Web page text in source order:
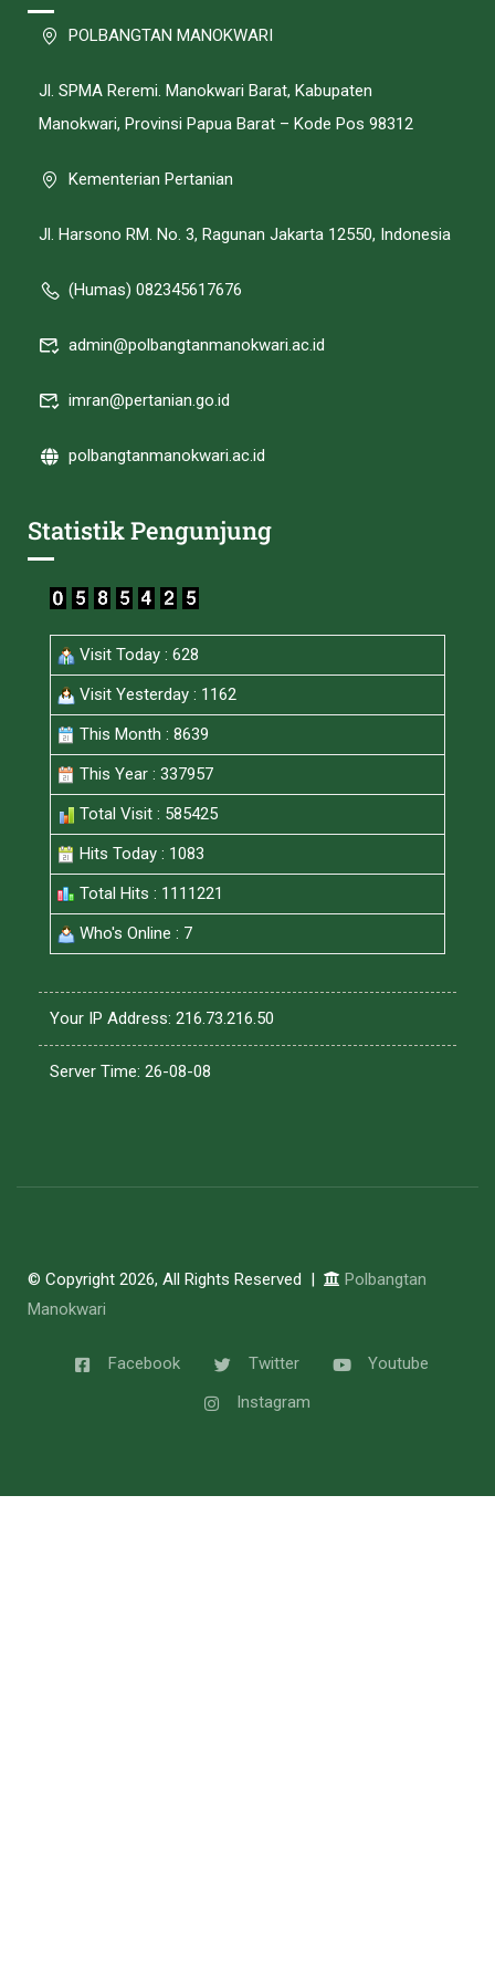
POLBANGTAN MANOKWARI
Jl. SPMA Reremi. Manokwari Barat, Kabupaten
Manokwari, Provinsi Papua Barat – Kode Pos 98312
Kementerian Pertanian
Jl. Harsono RM. No. 3, Ragunan Jakarta 12550, Indonesia
(Humas) 082345617676
admin@polbangtanmanokwari.ac.id
imran@pertanian.go.id
polbangtanmanokwari.ac.id
Statistik Pengunjung
Visit Today : 628
Visit Yesterday : 1162
This Month : 8639
This Year : 337957
Total Visit : 585425
Hits Today : 1083
Total Hits : 1111221
Who's Online : 7
Your IP Address: 216.73.216.50
Server Time: 26-08-08
© Copyright 2026, All Rights Reserved |
Polbangtan
Manokwari
Facebook Twitter
Youtube
Instagram